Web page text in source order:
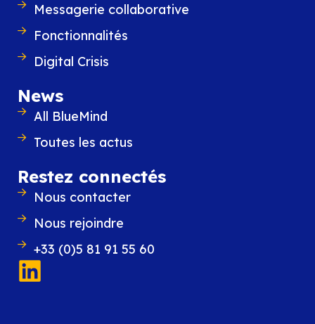
Toutes ces nouveautés seront détaillées
restez branchés !
Messagerie collaborative
Fonctionnalités
Digital Crisis
News
All BlueMind
Toutes les actus
Restez connectés
Nous contacter
Nous rejoindre
+33 (0)5 81 91 55 60